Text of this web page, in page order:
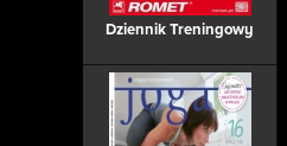
Dziennik Treningowy